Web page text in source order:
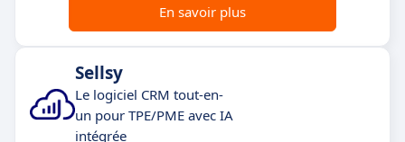
En savoir plus
Sellsy
Le logiciel CRM tout-en-
un pour TPE/PME avec IA
intégrée